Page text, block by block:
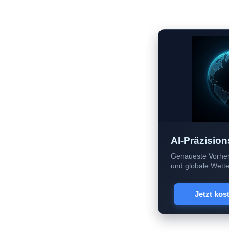
AI-
Genaueste
und globale
Jetzt